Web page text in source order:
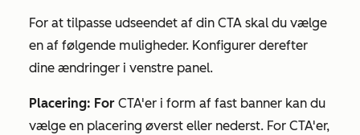
For at tilpasse udseendet af din CTA skal du vælge
en af følgende muligheder. Konfigurer derefter
dine ændringer i venstre panel.
Placering: For CTA'er i form af fast banner kan du
vælge en placering øverst eller nederst. For CTA'er,